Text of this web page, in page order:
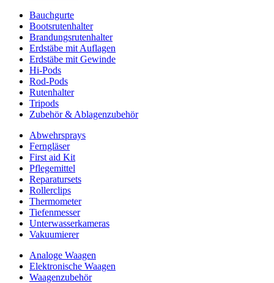
Bauchgurte
Bootsrutenhalter
Brandungsrutenhalter
Erdstäbe mit Auflagen
Erdstäbe mit Gewinde
Hi-Pods
Rod-Pods
Rutenhalter
Tripods
Zubehör & Ablagenzubehör
Abwehrsprays
Ferngläser
First aid Kit
Pflegemittel
Reparatursets
Rollerclips
Thermometer
Tiefenmesser
Unterwasserkameras
Vakuumierer
Analoge Waagen
Elektronische Waagen
Waagenzubehör